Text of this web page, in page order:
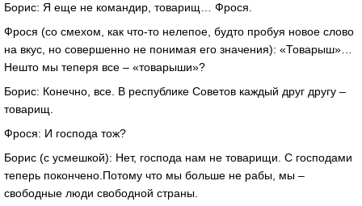
Борис: Я еще не командир, товарищ… Фрося.
Фрося (со смехом, как что-то нелепое, будто пробуя новое слово
на вкус, но совершенно не понимая его значения): «Товарыш»…
Нешто мы теперя все – «товарыши»?
Борис: Конечно, все. В республике Советов каждый друг другу –
товарищ.
Фрося: И господа тож?
Борис (с усмешкой): Нет, господа нам не товарищи. С господами
теперь покончено.Потому что мы больше не рабы, мы –
свободные люди свободной страны.